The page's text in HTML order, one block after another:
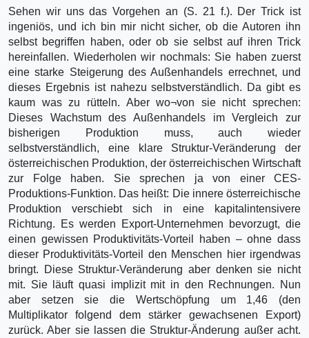
Sehen wir uns das Vorgehen an (S. 21 f.). Der Trick ist
ingeniös, und ich bin mir nicht sicher, ob die Autoren ihn
selbst begriffen haben, oder ob sie selbst auf ihren Trick
hereinfallen. Wiederholen wir nochmals: Sie haben zuerst
eine starke Steigerung des Außenhandels errechnet, und
dieses Ergebnis ist nahezu selbstverständlich. Da gibt es
kaum was zu rütteln. Aber wo¬von sie nicht sprechen:
Dieses Wachstum des Außenhandels im Vergleich zur
bisherigen Produktion muss, auch wieder
selbstverständlich, eine klare Struktur-Veränderung der
österreichischen Produktion, der österreichischen Wirtschaft
zur Folge haben. Sie sprechen ja von einer CES-
Produktions-Funktion. Das heißt: Die innere österreichische
Produktion verschiebt sich in eine kapitalintensivere
Richtung. Es werden Export-Unternehmen bevorzugt, die
einen gewissen Produktivitäts-Vorteil haben – ohne dass
dieser Produktivitäts-Vorteil den Menschen hier irgendwas
bringt. Diese Struktur-Veränderung aber denken sie nicht
mit. Sie läuft quasi implizit mit in den Rechnungen. Nun
aber setzen sie die Wertschöpfung um 1,46 (den
Multiplikator folgend dem stärker gewachsenen Export)
zurück. Aber sie lassen die Struktur-Änderung außer acht.